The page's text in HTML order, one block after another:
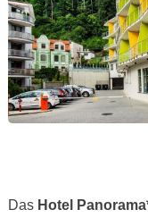
Das Hotel